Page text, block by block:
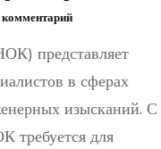
к
Независимая
квалификации
в
как
представляет
в сферах
изысканий. С
требуется для